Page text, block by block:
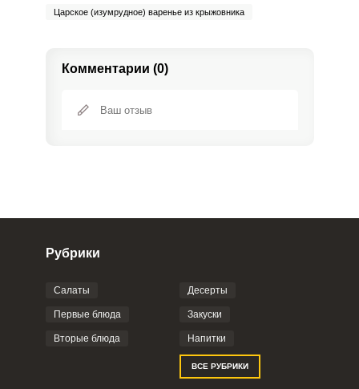
Царское (изумрудное) варенье из крыжовника
Комментарии (0)
Фото до 4 шт, до 5 mb
Отправляя эту форму, вы соглашаетесь с
Политикой
Рубрики
Салаты
Первые блюда
Вторые блюда
Десерты
Закуски
Напитки
ВСЕ РУБРИКИ